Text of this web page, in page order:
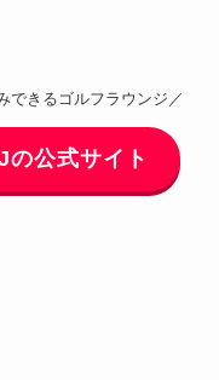
できるゴルフラウンジ／
公式サイト